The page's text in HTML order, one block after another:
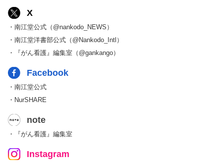
X
・南江堂公式（@nankodo_NEWS）
・南江堂洋書部公式（@Nankodo_Intl）
・『がん看護』編集室（@gankango）
Facebook
・南江堂公式
・NurSHARE
note
・『がん看護』編集室
Instagram